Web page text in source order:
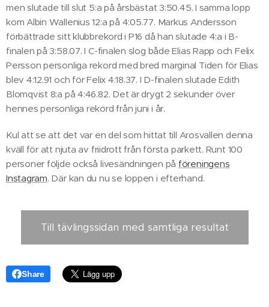
men slutade till slut 5:a på årsbästat 3:50.45. I samma lopp
kom Albin Wallenius 12:a på 4:05.77. Markus Andersson
förbättrade sitt klubbrekord i P16 då han slutade 4:a i B-
finalen på 3:58.07. I C-finalen slog både Elias Rapp och Felix
Persson personliga rekord med bred marginal Tiden för Elias
blev 4:12.91 och för Felix 4:18.37. I D-finalen slutade Edith
Blomqvist 8:a på 4:46.82. Det är drygt 2 sekunder över
hennes personliga rekord från juni i år.
Kul att se att det var en del som hittat till Arosvallen denna
kväll för att njuta av friidrott från första parkett. Runt 100
personer följde också livesändningen på föreningens
Instagram. Där kan du nu se loppen i efterhand.
Till tävlingssidan med samtliga resultat
Share